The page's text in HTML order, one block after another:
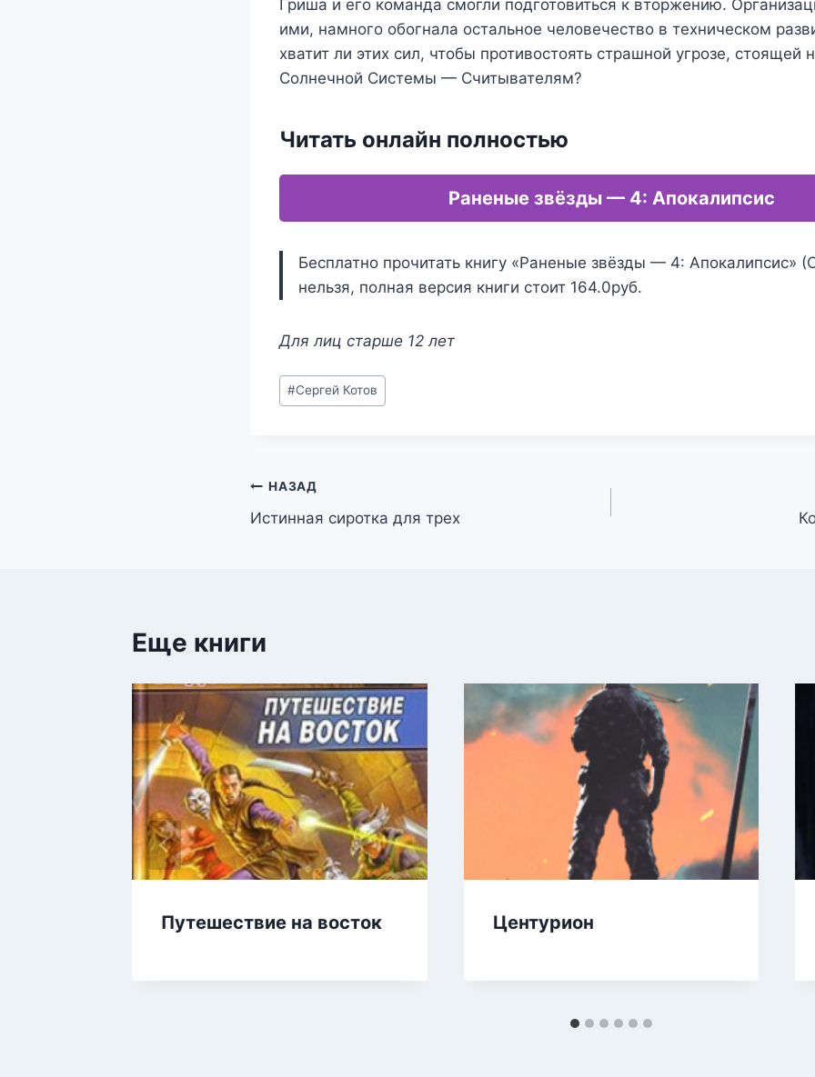
Гриша и его команда смогли подготовиться к вторжению.
ими, намного обогнала остальное человечество в техническом
хватит ли этих сил, чтобы противостоять страшной угрозе, стоящей
Солнечной Системы — Считывателям?
Читать онлайн полностью
Раненые звёзды — 4: Апокалипсис
Бесплатно прочитать книгу «Раненые звёзды — 4: Апокалипсис»
нельзя, полная версия книги стоит 164.0руб.
Для лиц старше 12 лет
Метки
записи:
#Сергей Котов
Навигация
по
НАЗАД
Истинная сиротка для трех
Еще книги
Путешествие на восток Центурион